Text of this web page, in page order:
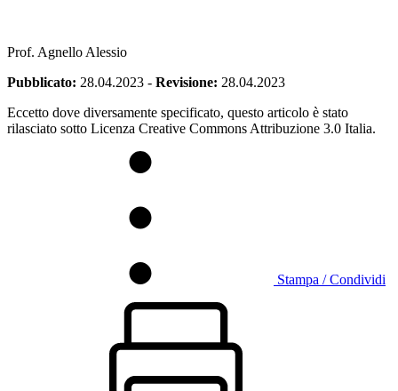
Prof. Agnello Alessio
Pubblicato: 28.04.2023 - Revisione: 28.04.2023
Eccetto dove diversamente specificato, questo articolo è stato
rilasciato sotto Licenza Creative Commons Attribuzione 3.0 Italia.
Stampa / Condividi